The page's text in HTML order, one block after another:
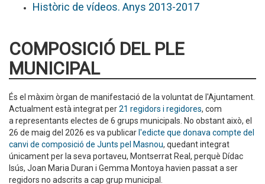
Històric de vídeos. Anys 2013-2017
COMPOSICIÓ DEL PLE
MUNICIPAL
És el màxim òrgan de manifestació de la voluntat de l'Ajuntament.
Actualment està integrat per21 regidors i regidores, com
a representants electes de 6 grups municipals. No obstant això, el
26 de maig del 2026 es va publicar l'edicte que donava compte del
canvi de composició de Junts pel Masnou, quedant integrat
únicament per la seva portaveu, Montserrat Real, perquè Dídac
Isús, Joan Maria Duran i Gemma Montoya havien passat a ser
regidors no adscrits a cap grup municipal.